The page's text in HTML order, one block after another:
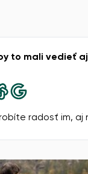
to mali vedieť
radosť im, aj